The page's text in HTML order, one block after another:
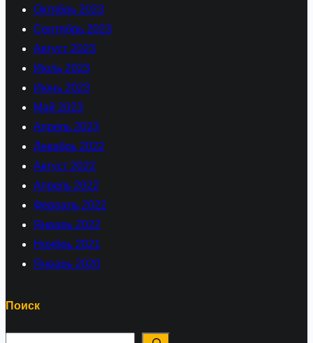
Октябрь 2023
Сентябрь 2023
Август 2023
Июль 2023
Июнь 2023
Май 2023
Апрель 2023
Декабрь 2022
Август 2022
Апрель 2022
Февраль 2022
Январь 2022
Ноябрь 2021
Январь 2020
Поиск